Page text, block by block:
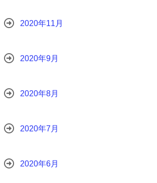
2020年11月
2020年9月
2020年8月
2020年7月
2020年6月